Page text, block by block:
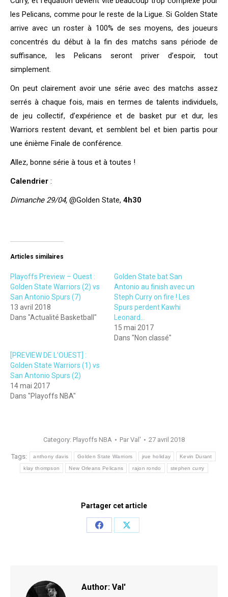
les Pelicans, comme pour le reste de la Ligue. Si Golden State
arrive avec un roster à 100% de ses moyens, des joueurs
concentrés du début à la fin des matchs sans période de
suffisance, les Pelicans seront priver d’espoir, tout
simplement.
On peut clairement avoir une série avec des matchs assez
serrés à chaque fois, mais en termes de talents individuels,
de jeu collectif, d’expérience et de basket pur et dur, les
Warriors restent devant, et semblent bel et bien partis pour
une énième Finale de conférence.
Allez, bonne série à tous et à toutes !
Calendrier :
Dimanche 29/04, @Golden State, 4h30
Articles similaires
Playoffs Preview – Ouest :
Golden State Warriors (2) vs
San Antonio Spurs (7)
13 avril 2018
Dans "Actualité Basketball"
Golden State bat San
Antonio au finish avec un
Steph Curry on fire ! Les
Spurs perdent Kawhi
Leonard…
15 mai 2017
Dans "Non classé"
[PREVIEW DE L’OUEST] :
Golden State Warriors (1) vs
San Antonio Spurs (2)
14 mai 2017
Dans "Playoffs NBA"
Category: Playoffs NBA Par Val' 27 avril 2018
Tags: anthony davis Golden State Warriors jrue holiday Kevin Durant
klay thompson New Orleans Pelicans rajon rondo stephen curry
Partager cet article
Share
Share
Author: Val'